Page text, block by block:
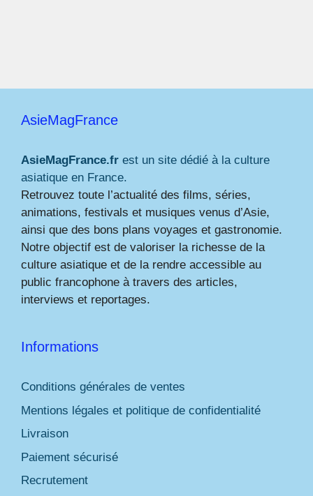
AsieMagFrance
AsieMagFrance.fr est un site dédié à la culture
asiatique en France.
Retrouvez toute l’actualité des films, séries,
animations, festivals et musiques venus d’Asie,
ainsi que des bons plans voyages et gastronomie.
Notre objectif est de valoriser la richesse de la
culture asiatique et de la rendre accessible au
public francophone à travers des articles,
interviews et reportages.
Informations
Conditions générales de ventes
Mentions légales et politique de confidentialité
Livraison
Paiement sécurisé
Recrutement